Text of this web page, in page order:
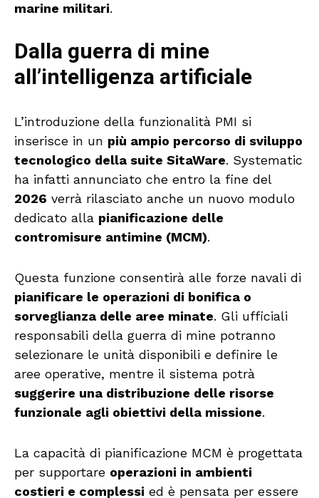
marine militari.
Dalla guerra di mine
all’intelligenza artificiale
L’introduzione della funzionalità PMI si
inserisce in un più ampio percorso di sviluppo
tecnologico della suite SitaWare. Systematic
ha infatti annunciato che entro la fine del
2026 verrà rilasciato anche un nuovo modulo
dedicato alla pianificazione delle
contromisure antimine (MCM).
Questa funzione consentirà alle forze navali di
pianificare le operazioni di bonifica o
sorveglianza delle aree minate. Gli ufficiali
responsabili della guerra di mine potranno
selezionare le unità disponibili e definire le
aree operative, mentre il sistema potrà
suggerire una distribuzione delle risorse
funzionale agli obiettivi della missione.
La capacità di pianificazione MCM è progettata
per supportare operazioni in ambienti
costieri e complessi ed è pensata per essere